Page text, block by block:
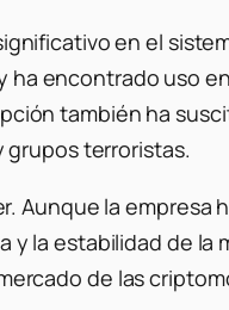
en el
encontrado uso
también ha
grupos terroristas.
Aunque la empresa
y la estabilidad de la
de las